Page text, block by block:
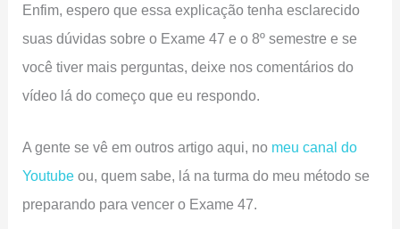
Enfim, espero que essa explicação tenha esclarecido
suas dúvidas sobre o Exame 47 e o 8º semestre e se
você tiver mais perguntas, deixe nos comentários do
vídeo lá do começo que eu respondo.
A gente se vê em outros artigo aqui, no meu canal do
Youtube ou, quem sabe, lá na turma do meu método se
preparando para vencer o Exame 47.